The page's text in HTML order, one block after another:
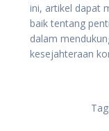
ini, artikel dapat
baik tentang
dalam
kesejahteraan